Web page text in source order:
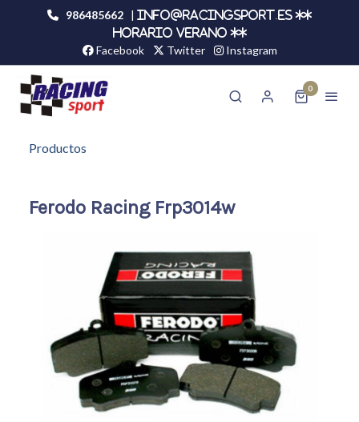
986485662 |
info@racingsport.es **
HORARIO VERANO **
Facebook Twitter Instagram
0
Productos
Ferodo Racing Frp3014w